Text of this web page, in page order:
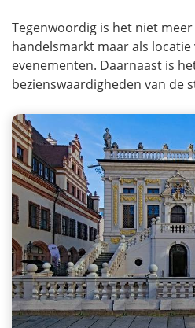
Tegenwoordig is het niet
handelsmarkt maar als
evenementen. Daarnaast is
bezienswaardigheden van de